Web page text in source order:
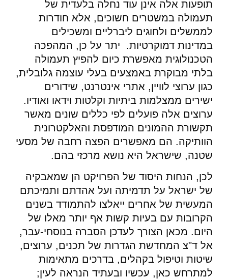
תופעות אלה אינן עוד נחלה בלעדית של
תעמולה במשטרים חשוכים, אלא חודרות
לממשלים ולחוגים ליברליים ומשכילים
במדינות דמוקרטיות. יתר על כן, המהפכה
הטכנולוגית מאפשרת כיום להפיץ תעמולה
בלתי מבוקרת באמצעים בעלי עוצמה גלובלית,
כגון ערוצי לוויין, אתרי אינטרנט, שידורים
ישירים ממצלמות ביתיות וקלטות וידאו ואודיו.
ערוצים אלה פועלים לפי כללים שונים מאשר
תקשורת ההמונים המודפסת והאלקטרונית
הוותיקה. הם מאפשרים הפצה רחבה של מסעי
שטנה, שישראל היא נושא מרכזי בהם.
לכן, הנחות היסוד של הפרויקט הן שמאבקיה
של ישראל על תדמיתה ועל אהדתם ותמיכתם
המעשית של אחרים ייאלצו להתמודד בשנים
הקרובות עם בעיות קשות אף יותר מאלו של
היום. מכאן הצורך לעדכן הסברה בנוסחי-עבר,
אל ד"צ המחדשת הגדרות של תכנים, ערוצים,
שיטות וטיפול בקהלים, בדרכים מתאימות
למתרחש כאן, עכשיו ובעתיד הנראה לעין;